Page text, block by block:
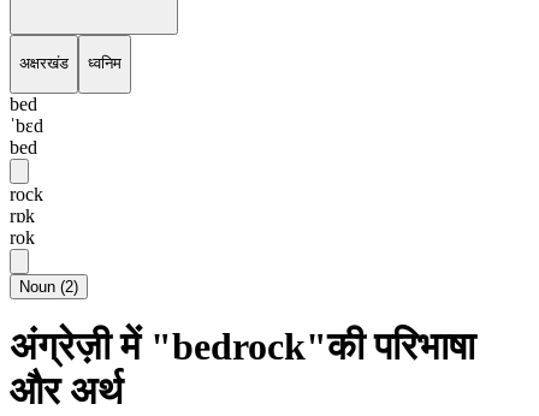
अक्षरखंड ध्वनिम
bed
ˈbɛd
bed
rock
rɒk
rok
Noun (2)
अंग्रेज़ी में "bedrock"की परिभाषा
और अर्थ